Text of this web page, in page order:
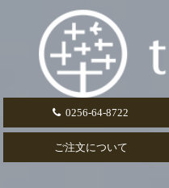
0256-64-8722
ご注文について